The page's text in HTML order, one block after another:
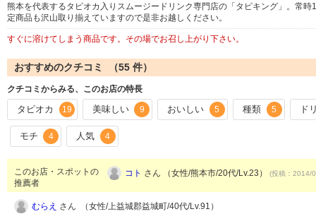
熊本を代表するタピオカ入りスムージードリンク専門店の「タピキング」。常
定商品も沢山取り揃えていますので是非お越しください。
すぐに溶けてしまう商品です。その場でお召し上がり下さい。
おすすめのクチコミ （55 件）
クチコミからみる、このお店の特長
タピオカ 19 美味しい 9 おいしい 5 種類 5 ド
モチ 4 人気 4
このお店・スポットの
推薦者
コト さん （女性/熊本市/20代/Lv.23） (投稿：2014/
むらえ さん （女性/上益城郡益城町/40代/Lv.91）